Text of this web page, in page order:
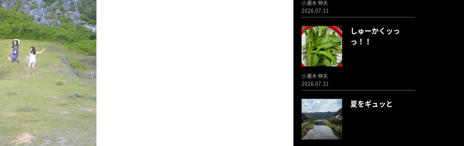
小瀬木 伸夫
2026.07.31
しゅーかくッっ
っ！！
小瀬木 伸夫
2026.07.31
夏をギュッと